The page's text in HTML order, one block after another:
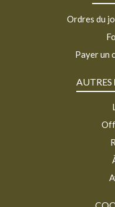
Ordres du
Payer un
AUTRES